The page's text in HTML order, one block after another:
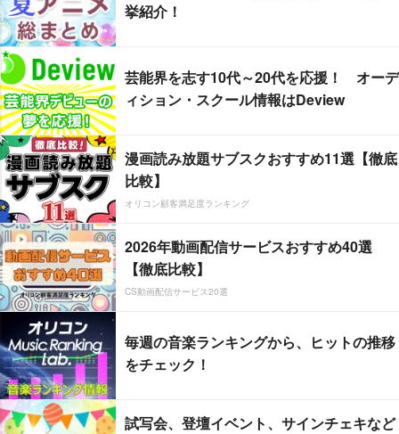
挙紹介！
芸能界を志す10代～20代を応援！ オーデ
ィション・スクール情報はDeview
漫画読み放題サブスクおすすめ11選【徹底
比較】
オリコン顧客満足度ランキング
2026年動画配信サービスおすすめ40選
【徹底比較】
CS動画配信サービス20選
毎週の音楽ランキングから、ヒットの推移
をチェック！
試写会、登壇イベント、サインチェキなど